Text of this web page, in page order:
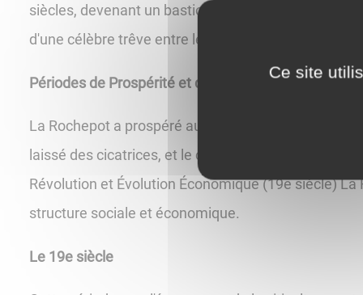
siècles, devenant un bastion défensif
d'une célèbre trêve entre le duc de Bourgogne
Périodes de Prospérité et de Conflit (16e - 18e
La Rochepot a prospéré au cours de la
laissé des cicatrices, et le château a été
Révolution et Évolution Économique (19e siècle)
structure sociale et économique.
Le 19e siècle
Ce site